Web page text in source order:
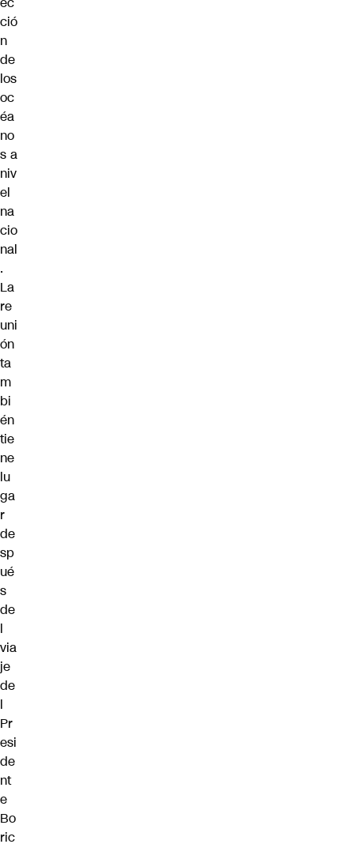
ció
n
de
los
oc
éa
no
s a
niv
el
na
cio
nal
.
La
re
uni
ón
ta
m
bi
én
tie
ne
lu
ga
r
de
sp
ué
s
de
l
via
je
de
l
Pr
esi
de
nt
e
Bo
ric